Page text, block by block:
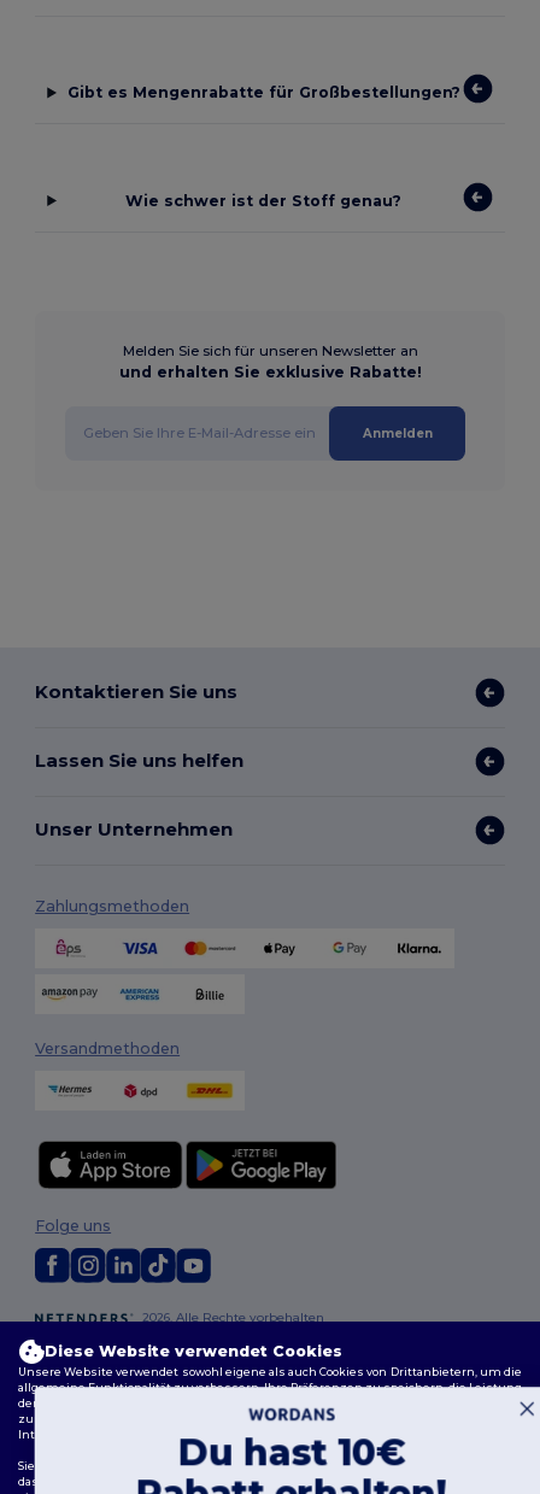
Gibt es Mengenrabatte für Großbestellungen?
Wie schwer ist der Stoff genau?
Melden Sie sich für unseren Newsletter an
und erhalten Sie exklusive Rabatte!
Anmelden
Kontaktieren Sie uns
Lassen Sie uns helfen
Unser Unternehmen
Zahlungsmethoden
Versandmethoden
2026. Alle Rechte vorbehalten
Allgemeine Geschäftsbedingungen
Personalisierungsrichtlinien
Datenschutzbestimmungen|Cookie-Richtlinie|
Folge uns
Diese Website verwendet Cookies
Unsere Website verwendet sowohl eigene als auch Cookies von Drittanbietern, um die
allgemeine Funktionalität zu verbessern, Ihre Präferenzen zu speichern, die Leistung
der Website zu analysieren und ein reibungsloses und personalisiertes Surferlebnis
zu gewährleisten, einschließlich maßgeschneidertem Inhalt, optimierten
Interaktionen mit unserer Website und Werbung.
Sie können Ihre Cookie-Einstellungen jederzeit verwalten. Essenzielle Cookies, die für
das Funktionieren der Website erforderlich sind, können nicht deaktiviert werden, da
Du hast 10€